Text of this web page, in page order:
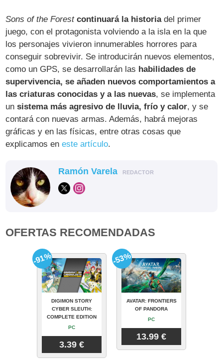
Sons of the Forest continuará la historiadel primer
juego, con el protagonista volviendo a la isla en la que
los personajes vivieron innumerables horrores para
conseguir sobrevivir. Se introducirán nuevos elementos,
como un GPS, se desarrollarán las habilidades de
supervivencia, se añaden nuevos comportamientos a
las criaturas conocidas y a las nuevas, se implementa
unsistema más agresivo de lluvia, frío y calor, y se
contará con nuevas armas. Además, habrá mejoras
gráficas y en las físicas, entre otras cosas que
explicamos eneste artículo.
Ramón Varela REDACTOR
OFERTAS RECOMENDADAS
DIGIMON STORY
CYBER SLEUTH:
COMPLETE EDITION
PC
3.39 €
-91%
AVATAR: FRONTIERS
OF PANDORA
PC
13.99 €
-53%